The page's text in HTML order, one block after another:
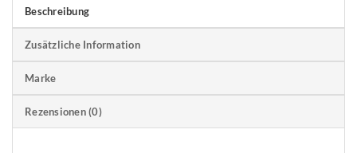
Beschreibung
Zusätzliche Information
Marke
Rezensionen (0)